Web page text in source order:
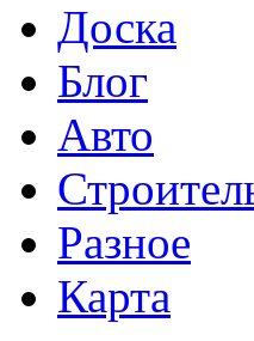
Доска
Блог
Авто
Разное
Карта